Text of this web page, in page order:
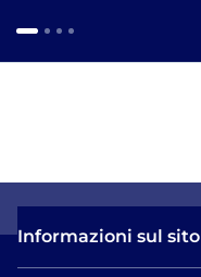
Informazioni sul sito